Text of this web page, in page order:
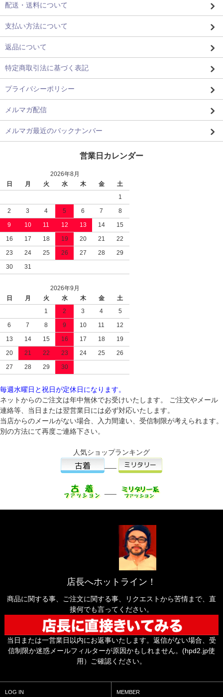
配送・送料について
支払い方法について
返品について
特定商取引法に基づく表記
プライバシーポリシー
メルマガ配信
メルマガ最近のバックナンバー
営業日カレンダー
2026年8月
日
月 火 水 木 金
土
1
2
3 4 5 6 7
8
9
10 11 12 13 14
15
16
17 18 19 20 21
22
23
24 25 26 27 28
29
30
31
2026年9月
日
月 火 水 木 金
土
1
2 3 4
5
6
7 8 9 10 11
12
13
14 15 16 17 18
19
20
21 22 23 24 25
26
27
28 29 30
毎週水曜日と祝日が定休日になります。
ネットからのご注文は年中無休でお受けいたします。 ご注文やメール
連絡等、当日または翌営業日には必ず対応いたします。
当店からのメールがない場合、入力間違い、受信制限が考えられます。
別の方法にて再度ご連絡下さい。
人気ショップランキング
店長へホットライン！
商品に関する事、ご注文に関する事、リクエストから苦情まで、直
接何でも言ってください。
当日または一営業日以内にお返事いたします。返信がない場合、受
信制限か迷惑メールフィルターが原因かもしれません。(hpd2.jp使
用）ご確認ください。
LOG IN MEMBER